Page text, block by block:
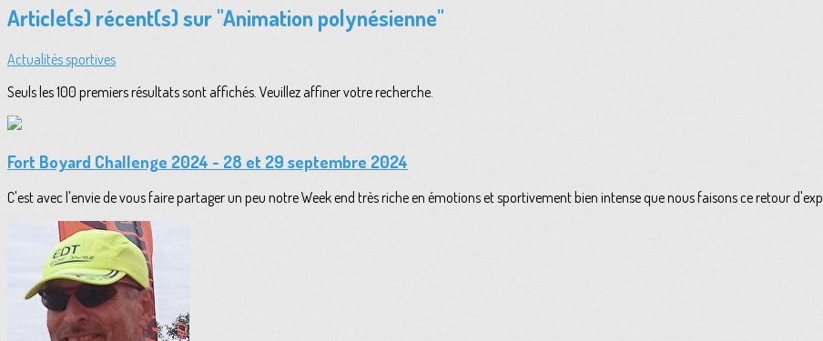
Article(s) récent(s) sur "Animation polynésienne"
Actualités sportives
Seuls les 100 premiers résultats sont affichés. Veuillez affiner votre recherche.
Fort Boyard Challenge 2024 - 28 et 29 septembre 2024
C'est avec l'envie de vous faire partager un peu notre Week end très riche en émotions et sportivement bien intense que nous faisons ce retour